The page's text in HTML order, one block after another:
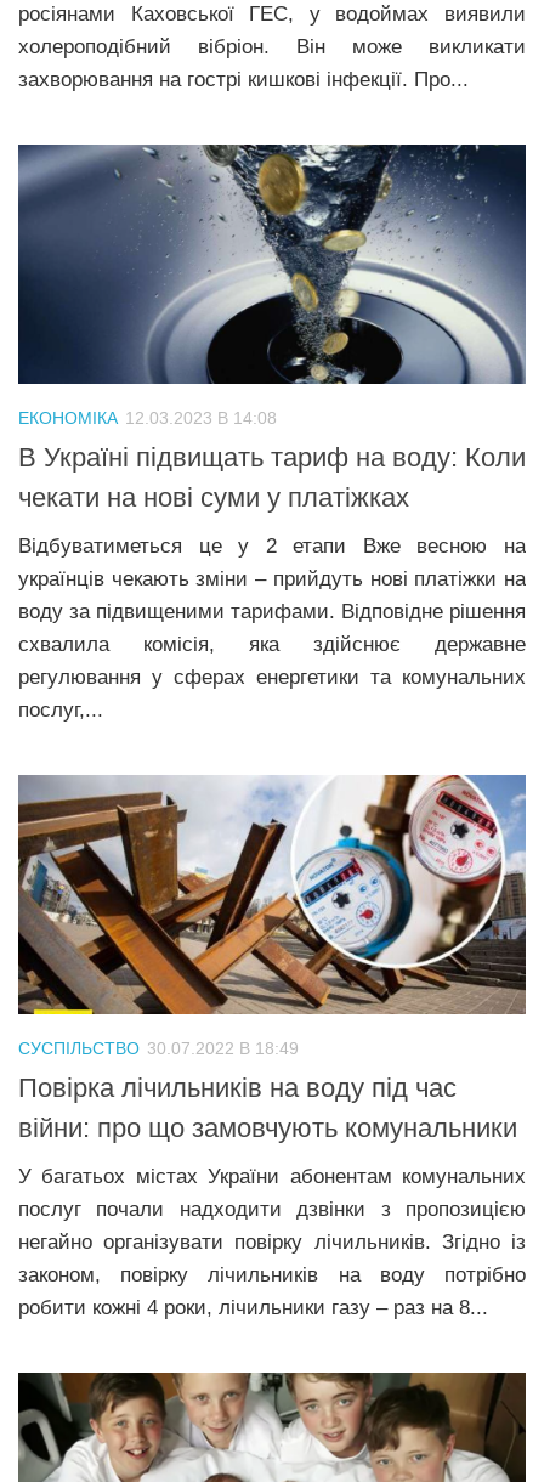
росіянами Каховської ГЕС, у водоймах виявили
холероподібний вібріон. Він може викликати
захворювання на гострі кишкові інфекції. Про...
ЕКОНОМІКА 12.03.2023 В 14:08
В Україні підвищать тариф на воду: Коли
чекати на нові суми у платіжках
Відбуватиметься це у 2 етапи Вже весною на
українців чекають зміни – прийдуть нові платіжки на
воду за підвищеними тарифами. Відповідне рішення
схвалила комісія, яка здійснює державне
регулювання у сферах енергетики та комунальних
послуг,...
СУСПІЛЬСТВО 30.07.2022 В 18:49
Повірка лічильників на воду під час
війни: про що замовчують комунальники
У багатьох містах України абонентам комунальних
послуг почали надходити дзвінки з пропозицією
негайно організувати повірку лічильників. Згідно із
законом, повірку лічильників на воду потрібно
робити кожні 4 роки, лічильники газу – раз на 8...